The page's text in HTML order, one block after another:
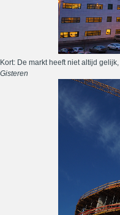
Kort: De markt heeft niet altijd
Gisteren